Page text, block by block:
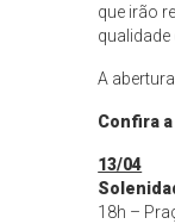
que irão
qualidade
A
Confira
13/04
18h –